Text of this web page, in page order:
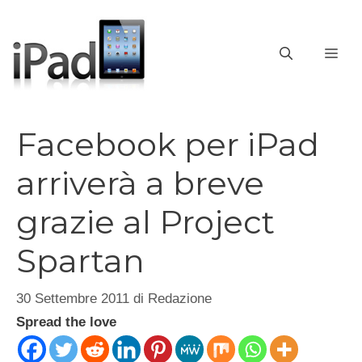
contenuto
Facebook per iPad
arriverà a breve
grazie al Project
Spartan
30 Settembre 2011 di Redazione
Spread the love